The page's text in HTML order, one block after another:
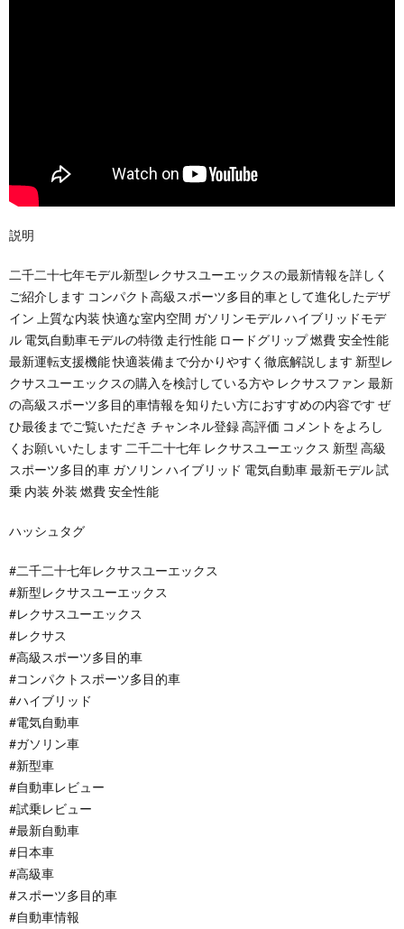
説明
二千二十七年モデル新型レクサスユーエックスの最新情報を詳しく
ご紹介します コンパクト高級スポーツ多目的車として進化したデザ
イン 上質な内装 快適な室内空間 ガソリンモデル ハイブリッドモデ
ル 電気自動車モデルの特徴 走行性能 ロードグリップ 燃費 安全性能
最新運転支援機能 快適装備まで分かりやすく徹底解説します 新型レ
クサスユーエックスの購入を検討している方や レクサスファン 最新
の高級スポーツ多目的車情報を知りたい方におすすめの内容です ぜ
ひ最後までご覧いただき チャンネル登録 高評価 コメントをよろし
くお願いいたします 二千二十七年 レクサスユーエックス 新型 高級
スポーツ多目的車 ガソリン ハイブリッド 電気自動車 最新モデル 試
乗 内装 外装 燃費 安全性能
ハッシュタグ
#二千二十七年レクサスユーエックス
#新型レクサスユーエックス
#レクサスユーエックス
#レクサス
#高級スポーツ多目的車
#コンパクトスポーツ多目的車
#ハイブリッド
#電気自動車
#ガソリン車
#新型車
#自動車レビュー
#試乗レビュー
#最新自動車
#日本車
#高級車
#スポーツ多目的車
#自動車情報